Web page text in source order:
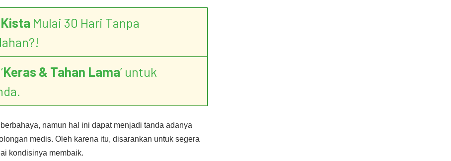
Mulai 30 Hari Tanpa
Keras & Tahan Lama’ untuk
namun hal ini dapat menjadi tanda adanya
medis. Oleh karena itu, disarankan untuk segera
kondisinya membaik.